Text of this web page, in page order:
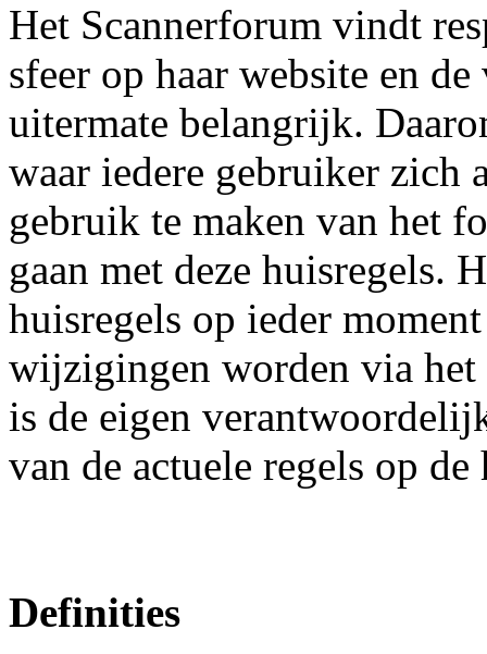
Het Scannerforum vindt
sfeer op haar website en
uitermate belangrijk.
waar iedere gebruiker zich
gebruik te maken van het
gaan met deze huisregels.
huisregels op ieder
wijzigingen worden via het
is de eigen
van de actuele regels op
Definities